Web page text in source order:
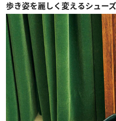
歩き姿を麗しく変えるシューズ